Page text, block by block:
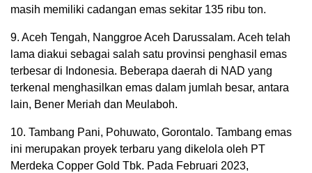
masih memiliki cadangan emas sekitar 135 ribu ton.
9. Aceh Tengah, Nanggroe Aceh Darussalam. Aceh telah
lama diakui sebagai salah satu provinsi penghasil emas
terbesar di Indonesia. Beberapa daerah di NAD yang
terkenal menghasilkan emas dalam jumlah besar, antara
lain, Bener Meriah dan Meulaboh.
10. Tambang Pani, Pohuwato, Gorontalo. Tambang emas
ini merupakan proyek terbaru yang dikelola oleh PT
Merdeka Copper Gold Tbk. Pada Februari 2023,